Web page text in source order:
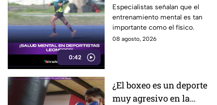
0:42
León enfrentan un reto
silencioso; ¿cuál es?
Especialistas señalan que el
entrenamiento mental es tan
importante como el físico.
08 agosto, 2026
¿El boxeo es un deporte
muy agresivo en la